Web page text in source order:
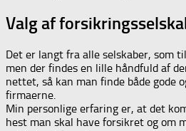
Valg af
Det er langt fra alle selskaber, som
men der findes en lille håndfuld af
nettet, så kan man finde både gode
firmaerne.
Min personlige erfaring er, at det
hest man skal have forsikret og om